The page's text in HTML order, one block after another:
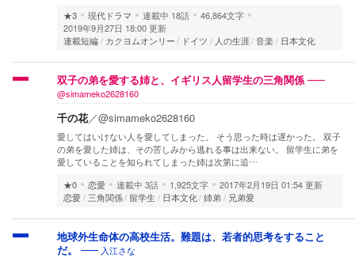
★3
現代ドラマ 連載中 18話
46,864文字
2019年9月27日 18:00 更新
連載短編
カクヨムオンリー ドイツ 人の生涯 音楽 日本文化
双子の弟を愛する姉と、イギリス人留学生の三角関係
@simameko2628160
千の花／@simameko2628160
愛してはいけない人を愛してしまった。 そう思った時は遅かった。 双子
の弟を愛した姉は、その苦しみから逃れる事は出来ない。 留学生に弟を
愛していることを知られてしまった姉は次第に追…
★0
恋愛 連載中 3話 1,925文字
2017年2月19日 01:54 更新
恋愛 三角関係 留学生 日本文化 姉弟 兄弟愛
地球外生命体の高校生活。難題は、若者的思考をすること
だ。
入江さな